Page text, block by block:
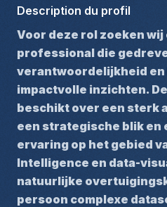
Description du profil
Voor deze rol zoeken wij
professional die
verantwoordelijkheid en
impactvolle inzichten.
beschikt over een sterk
een strategische blik en
ervaring op het gebied
Intelligence en data-
natuurlijke
persoon complexe